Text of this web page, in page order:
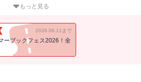
、僕はカナダの牧場に立った。そして、
ちとの仕事を通して、人としての「在り
。
もっと見る
2026.08.11まで
ーブックフェス2026！全